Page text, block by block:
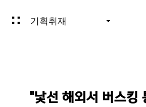
기획취재
"낯선 해외서 버스킹